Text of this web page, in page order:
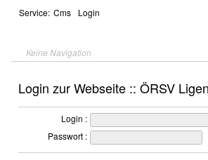
Keine Navigation
Service: Cms Login
Login zur Webseite :: ÖRSV
Login :
Passwort :